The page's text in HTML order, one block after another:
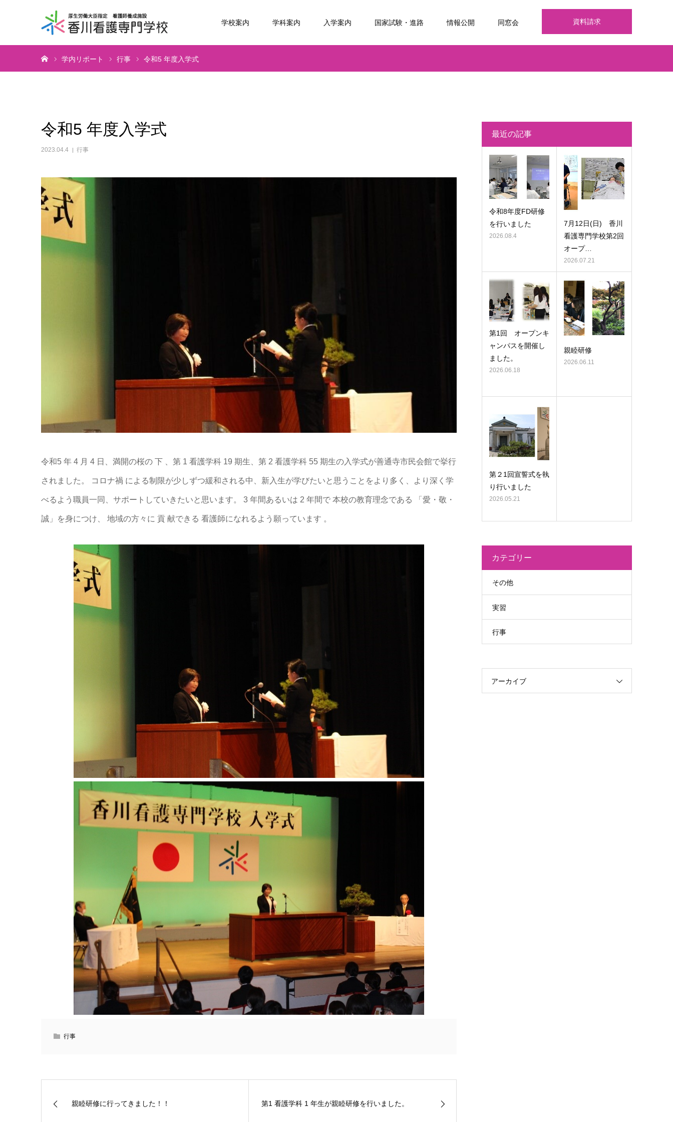
資料請求
学校案内 学科案内 入学案内 国家試験・進路 情報公開 同窓会
学内リポート 行事 令和5 年度入学式
令和5 年度入学式
2023.04.4 行事
令和5 年 4 月 4 日、満開の桜の 下 、第 1 看護学科 19 期生、第 2 看護学科 55 期生の入学式が善通寺市民会館で挙行
されました。 コロナ禍 による制限が少しずつ緩和される中、新入生が学びたいと思うことをより多く、より深く学
べるよう職員一同、サポートしていきたいと思います。 3 年間あるいは 2 年間で 本校の教育理念である 「愛・敬・
誠」を身につけ、 地域の方々に 貢 献できる 看護師になれるよう願っています 。
行事
親睦研修に行ってきました！！ 第1 看護学科 1 年生が親睦研修を行いました。
最近の記事
令和8年度FD研修
を行いました
2026.08.4
7月12日(日) 香川
看護専門学校第2回
オープ…
2026.07.21
第1回 オープンキ
ャンパスを開催し
ました。
2026.06.18
親睦研修
2026.06.11
第２1回宣誓式を執
り行いました
2026.05.21
カテゴリー
その他
実習
行事
アーカイブ